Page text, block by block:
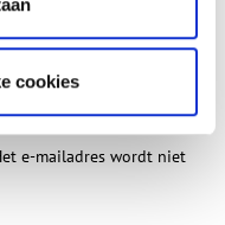
cookies
e-mailadres wordt niet